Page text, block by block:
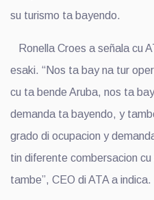
su turismo ta bayendo.
Ronella Croes a señala cu
esaki. “Nos ta bay na tur
cu ta bende Aruba, nos ta
demanda ta bayendo, y
grado di ocupacion y
tin diferente combersacion
tambe”, CEO di ATA a indica.